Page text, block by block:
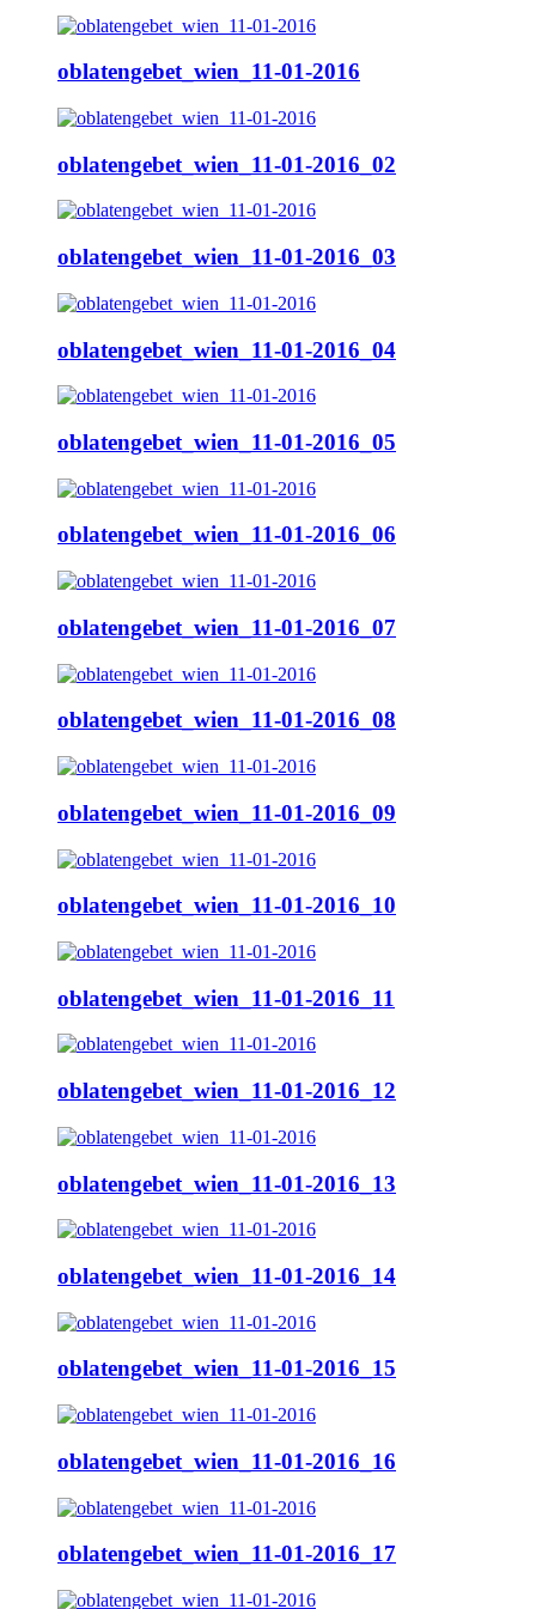
oblatengebet_wien_11-01-2016
oblatengebet_wien_11-01-2016_02
oblatengebet_wien_11-01-2016_03
oblatengebet_wien_11-01-2016_04
oblatengebet_wien_11-01-2016_05
oblatengebet_wien_11-01-2016_06
oblatengebet_wien_11-01-2016_07
oblatengebet_wien_11-01-2016_08
oblatengebet_wien_11-01-2016_09
oblatengebet_wien_11-01-2016_10
oblatengebet_wien_11-01-2016_11
oblatengebet_wien_11-01-2016_12
oblatengebet_wien_11-01-2016_13
oblatengebet_wien_11-01-2016_14
oblatengebet_wien_11-01-2016_15
oblatengebet_wien_11-01-2016_16
oblatengebet_wien_11-01-2016_17